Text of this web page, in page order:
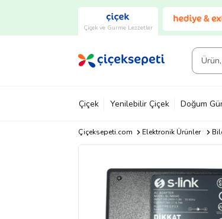
Çiçek ve Gurme Lezzetler
Çiçek Yenilebilir Çiçek Doğum
Çiçeksepeti.com Elektronik Ürünler